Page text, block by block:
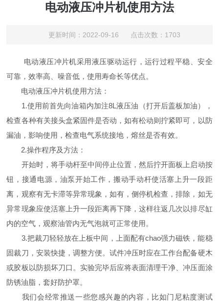
电动液压冲片机使用方法
更新时间：2022-09-16 点击次数：1703
电动液压冲片机采用液压驱动运行，运行过程平稳、安全
可靠，效率高、噪音低，使用寿命长等优点。
电动液压冲片机使用方法：
1.使用前首先向油箱内加注8L液压油（打开后盖板加油），
检查各种有关接头盒紧固件是否动，如有松动则拧紧即可，以防
漏油，影响使用，检查电气系统接地，熔丝是否有效。
2.操作程序及方法：
开始时，将手动杆至中间停止位置，然后拧开面板上启动按
钮，接通电源，油泵开始工作，搬动手动杆使活塞上升一段距
离，观察有无卡滞等异常现象，如有，侧停机检查，排除，如无
异常现象应使活塞上升一段距离再下降，这样往返几次以排尽缸
内的空气，观察油管内无气泡就可正常使用。
3.把裁刀轻轻放在上板中间，上面配有chao强力磁铁，能稳
固裁刀，安装快捷，调整方便。试件冲压时应在工作台配备硬木
或胶板以防损坏刀口。实验完毕后应将表面清理干净、冲压面涂
防锈油脂，套好防护罩。
我们会经常推送一些您感兴趣的内容，比如门尼粘度测试